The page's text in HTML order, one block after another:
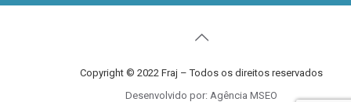
Copyright © 2022 Fraj – Todos os direitos reservados
Desenvolvido por: Agência MSEO